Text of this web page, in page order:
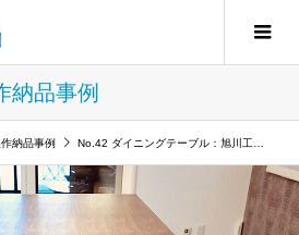
納品事例
納品事例 No.42 ダイニングテーブル：旭川工場製作